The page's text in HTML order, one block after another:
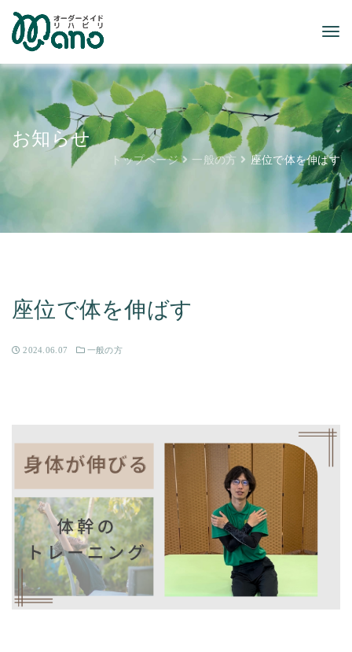
お知らせ
トップページ 一般の方 座位で体を伸ばす
座位で体を伸ばす
2024.06.07 一般の方